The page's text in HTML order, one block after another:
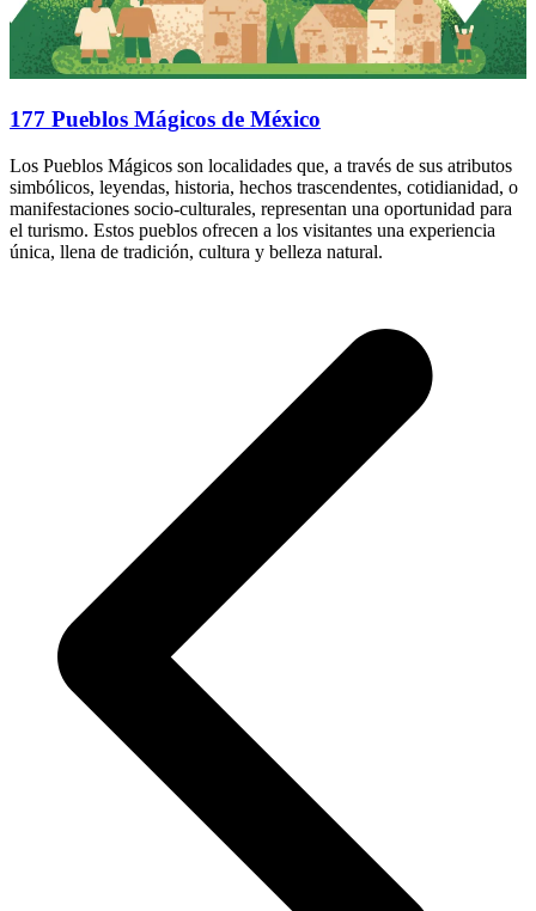
177 Pueblos Mágicos de México
Los Pueblos Mágicos son localidades que, a través de sus atributos
simbólicos, leyendas, historia, hechos trascendentes, cotidianidad, o
manifestaciones socio-culturales, representan una oportunidad para
el turismo. Estos pueblos ofrecen a los visitantes una experiencia
única, llena de tradición, cultura y belleza natural.